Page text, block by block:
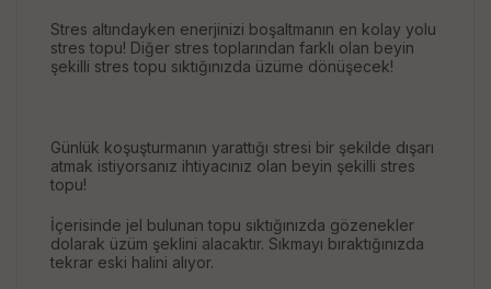
Stres altındayken enerjinizi boşaltmanın en kolay yolu
stres topu! Diğer stres toplarından farklı olan beyin
şekilli stres topu sıktığınızda üzüme dönüşecek!
Günlük koşuşturmanın yarattığı stresi bir şekilde dışarı
atmak istiyorsanız ihtiyacınız olan beyin şekilli stres
topu!
İçerisinde jel bulunan topu sıktığınızda gözenekler
dolarak üzüm şeklini alacaktır. Sıkmayı bıraktığınızda
tekrar eski halini alıyor.